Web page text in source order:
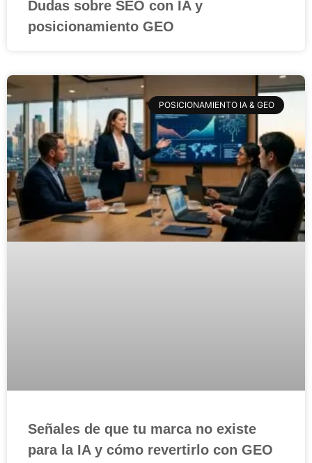
Dudas sobre SEO con IA y
posicionamiento GEO
POSICIONAMIENTO IA & GEO
Señales de que tu marca no existe
para la IA y cómo revertirlo con GEO